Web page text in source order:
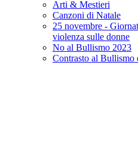
Arti & Mestieri
Canzoni di Natale
25 novembre -
violenza sulle donne
No al Bullismo 2023
Contrasto al Bullismo